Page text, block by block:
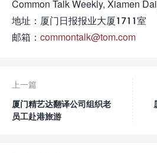
Common Talk Weekly, Xiamen
地址：厦门日报报业大厦1711室
邮箱： commontalk@tom.com
上一篇
厦门精艺达翻译公司组织老
员工赴港旅游